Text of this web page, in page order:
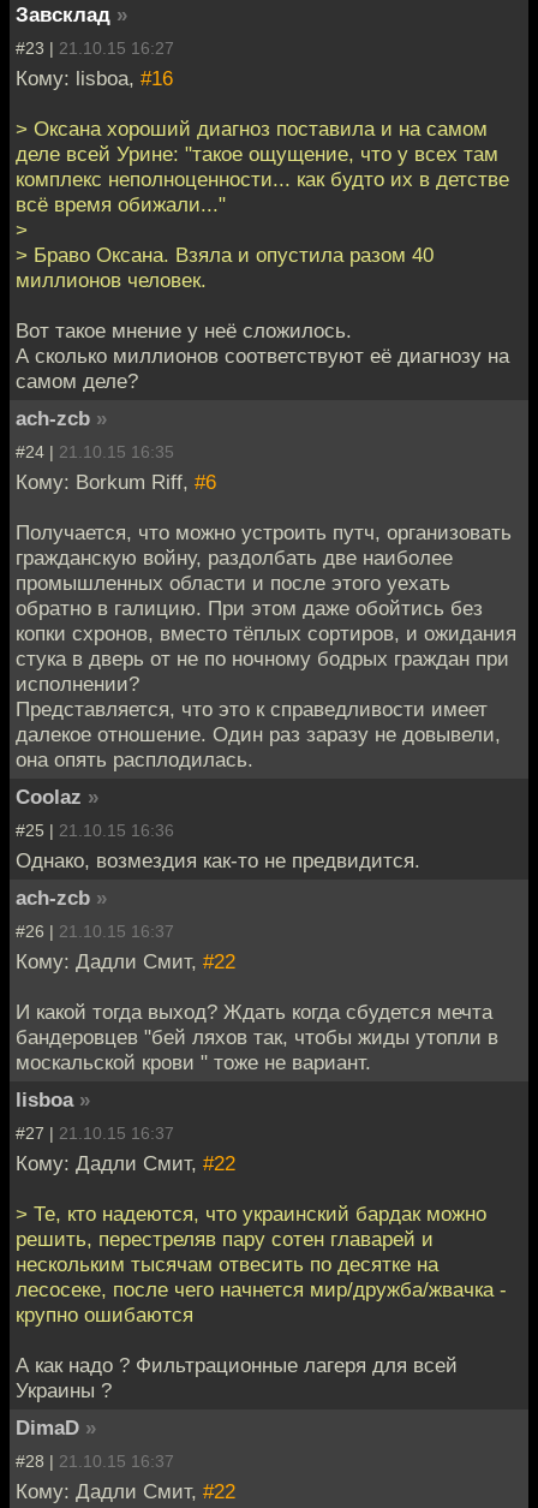
Завсклад »
#23 | 21.10.15 16:27
Кому: lisboa, #16
> Оксана хороший диагноз поставила и на самом
деле всей Урине: "такое ощущение, что у всех там
комплекс неполноценности... как будто их в детстве
всё время обижали..."
>
> Браво Оксана. Взяла и опустила разом 40
миллионов человек.
Вот такое мнение у неё сложилось.
А сколько миллионов соответствуют её диагнозу на
самом деле?
ach-zcb »
#24 | 21.10.15 16:35
Кому: Borkum Riff, #6
Получается, что можно устроить путч, организовать
гражданскую войну, раздолбать две наиболее
промышленных области и после этого уехать
обратно в галицию. При этом даже обойтись без
копки схронов, вместо тёплых сортиров, и ожидания
стука в дверь от не по ночному бодрых граждан при
исполнении?
Представляется, что это к справедливости имеет
далекое отношение. Один раз заразу не довывели,
она опять расплодилась.
Coolaz »
#25 | 21.10.15 16:36
Однако, возмездия как-то не предвидится.
ach-zcb »
#26 | 21.10.15 16:37
Кому: Дадли Смит, #22
И какой тогда выход? Ждать когда сбудется мечта
бандеровцев "бей ляхов так, чтобы жиды утопли в
москальской крови " тоже не вариант.
lisboa »
#27 | 21.10.15 16:37
Кому: Дадли Смит, #22
> Те, кто надеются, что украинский бардак можно
решить, перестреляв пару сотен главарей и
нескольким тысячам отвесить по десятке на
лесосеке, после чего начнется мир/дружба/жвачка -
крупно ошибаются
А как надо ? Фильтрационные лагеря для всей
Украины ?
DimaD »
#28 | 21.10.15 16:37
Кому: Дадли Смит, #22